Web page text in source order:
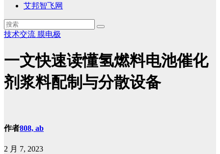
艾邦智飞网
技术交流 膜电极
一文快速读懂氢燃料电池催化
剂浆料配制与分散设备
作者808, ab
2 月 7, 2023